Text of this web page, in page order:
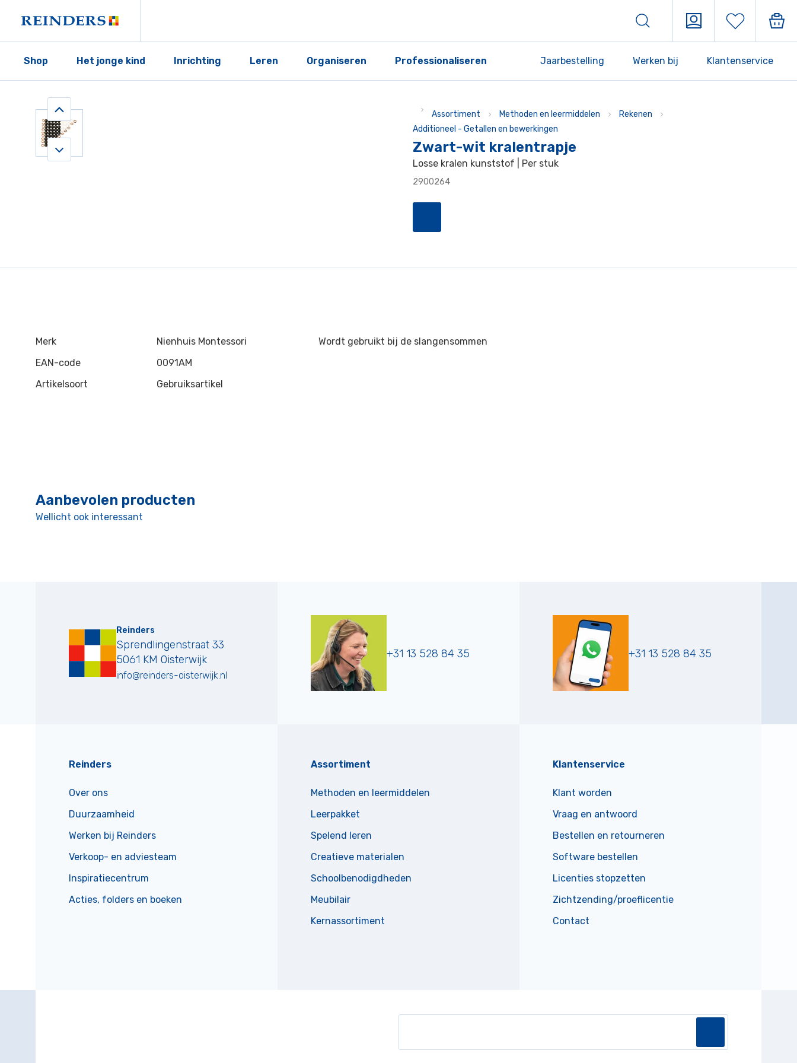
Shop Het jonge kind Inrichting Leren Organiseren Professionaliseren Jaarbestelling Werken bij Klantenservice
Assortiment Methoden en leermiddelen
Rekenen
Additioneel - Getallen en bewerkingen
Zwart-wit kralentrapje
Losse kralen kunststof | Per stuk
2900264
Merk
Nienhuis Montessori
EAN-code
0091AM
Artikelsoort
Gebruiksartikel
Wordt gebruikt bij de slangensommen
Aanbevolen producten
Wellicht ook interessant
Reinders
Sprendlingenstraat 33
5061 KM Oisterwijk
info@reinders-oisterwijk.nl
+31 13 528 84 35 +31 13 528 84 35
Reinders
Over ons
Duurzaamheid
Werken bij Reinders
Verkoop- en adviesteam
Inspiratiecentrum
Acties, folders en boeken
Assortiment
Methoden en leermiddelen
Leerpakket
Spelend leren
Creatieve materialen
Schoolbenodigdheden
Meubilair
Kernassortiment
Klantenservice
Klant worden
Vraag en antwoord
Bestellen en retourneren
Software bestellen
Licenties stopzetten
Zichtzending/proeflicentie
Contact